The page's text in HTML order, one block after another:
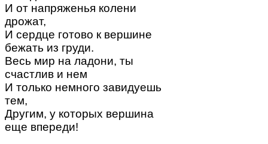
И от напряженья колени
дрожат,
И сердце готово к вершине
бежать из груди.
Весь мир на ладони, ты
счастлив и нем
И только немного завидуешь
тем,
Другим, у которых вершина
еще впереди!